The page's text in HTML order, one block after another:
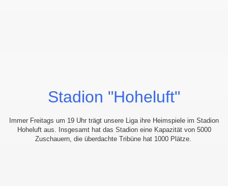
Stadion "Hoheluft"
Immer Freitags um 19 Uhr trägt unsere Liga ihre Heimspiele im Stadion
Hoheluft aus. Insgesamt hat das Stadion eine Kapazität von 5000
Zuschauern, die überdachte Tribüne hat 1000 Plätze.